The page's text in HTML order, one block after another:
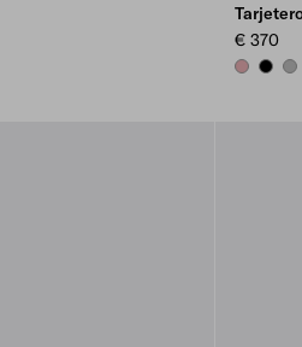
€ 370
ROSYBLACK